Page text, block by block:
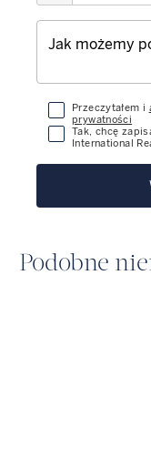
Przeczytałem i
prywatności
Tak, chcę
International
Podobne